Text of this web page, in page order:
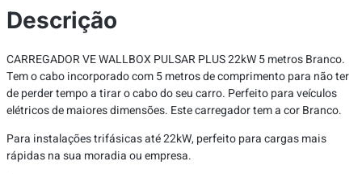
Descrição
CARREGADOR VE WALLBOX PULSAR PLUS 22kW 5 metros Branco.
Tem o cabo incorporado com 5 metros de comprimento para não ter
de perder tempo a tirar o cabo do seu carro. Perfeito para veículos
elétricos de maiores dimensões. Este carregador tem a cor Branco.
Para instalações trifásicas até 22kW, perfeito para cargas mais
rápidas na sua moradia ou empresa.